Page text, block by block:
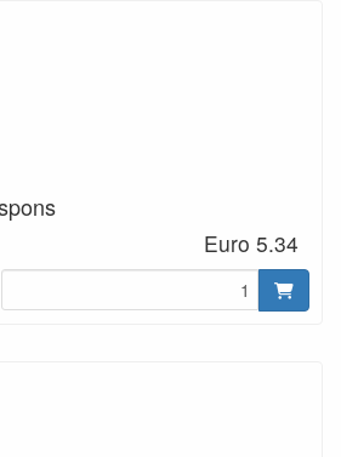
Euro 5.34